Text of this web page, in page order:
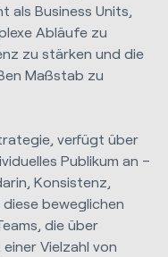
als Business Units,
Abläufe zu
zu stärken und die
Maßstab zu
verfügt über
Publikum an –
Konsistenz,
beweglichen
die über
Vielzahl von